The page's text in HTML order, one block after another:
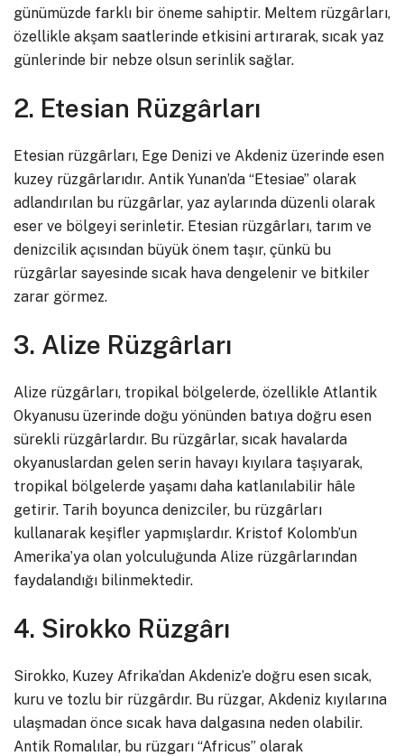
günümüzde farklı bir öneme sahiptir. Meltem rüzgârları,
özellikle akşam saatlerinde etkisini artırarak, sıcak yaz
günlerinde bir nebze olsun serinlik sağlar.
2. Etesian Rüzgârları
Etesian rüzgârları, Ege Denizi ve Akdeniz üzerinde esen
kuzey rüzgârlarıdır. Antik Yunan’da “Etesiae” olarak
adlandırılan bu rüzgârlar, yaz aylarında düzenli olarak
eser ve bölgeyi serinletir. Etesian rüzgârları, tarım ve
denizcilik açısından büyük önem taşır, çünkü bu
rüzgârlar sayesinde sıcak hava dengelenir ve bitkiler
zarar görmez.
3. Alize Rüzgârları
Alize rüzgârları, tropikal bölgelerde, özellikle Atlantik
Okyanusu üzerinde doğu yönünden batıya doğru esen
sürekli rüzgârlardır. Bu rüzgârlar, sıcak havalarda
okyanuslardan gelen serin havayı kıyılara taşıyarak,
tropikal bölgelerde yaşamı daha katlanılabilir hâle
getirir. Tarih boyunca denizciler, bu rüzgârları
kullanarak keşifler yapmışlardır. Kristof Kolomb’un
Amerika’ya olan yolculuğunda Alize rüzgârlarından
faydalandığı bilinmektedir.
4. Sirokko Rüzgârı
Sirokko, Kuzey Afrika’dan Akdeniz’e doğru esen sıcak,
kuru ve tozlu bir rüzgârdır. Bu rüzgar, Akdeniz kıyılarına
ulaşmadan önce sıcak hava dalgasına neden olabilir.
Antik Romalılar, bu rüzgarı “Africus” olarak